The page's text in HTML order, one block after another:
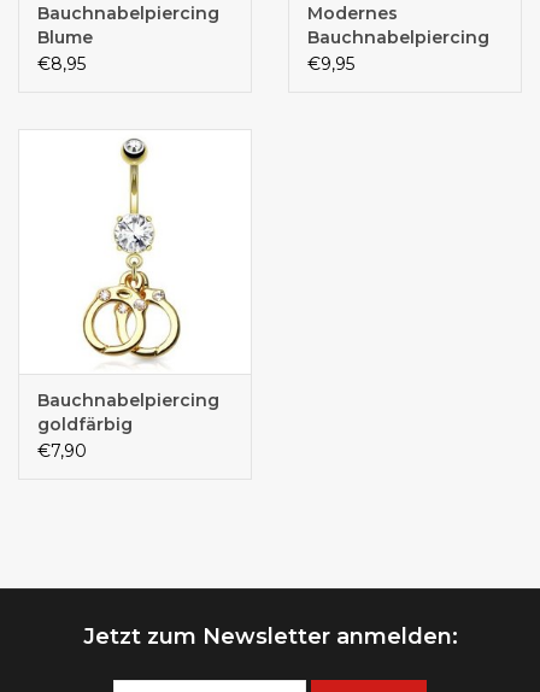
Bauchnabelpiercing
Blume
€8,95
Modernes
Bauchnabelpiercing
€9,95
Bauchnabelpiercing
goldfärbig
€7,90
Jetzt zum Newsletter anmelden: